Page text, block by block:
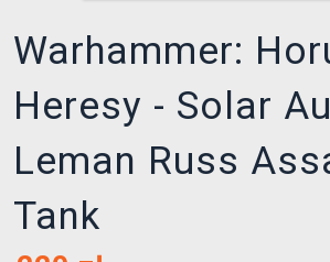
Warhammer:
Heresy - Solar
Leman Russ
Tank